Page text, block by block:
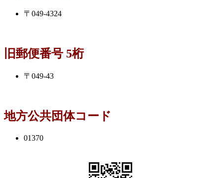
〒049-4324
旧郵便番号 5桁
〒049-43
地方公共団体コード
01370